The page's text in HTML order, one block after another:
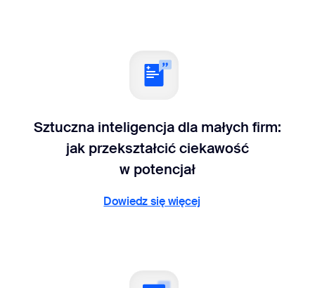
Sztuczna inteligencja dla małych firm:
jak przekształcić ciekawość
w potencjał
Dowiedz się więcej